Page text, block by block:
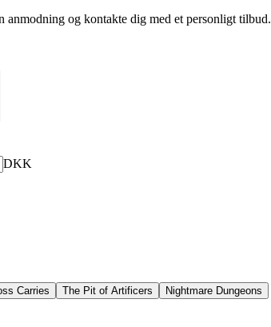
anmodning og kontakte dig med et personligt tilbud.
DKK
Carries The Pit of Artificers Nightmare Dungeons